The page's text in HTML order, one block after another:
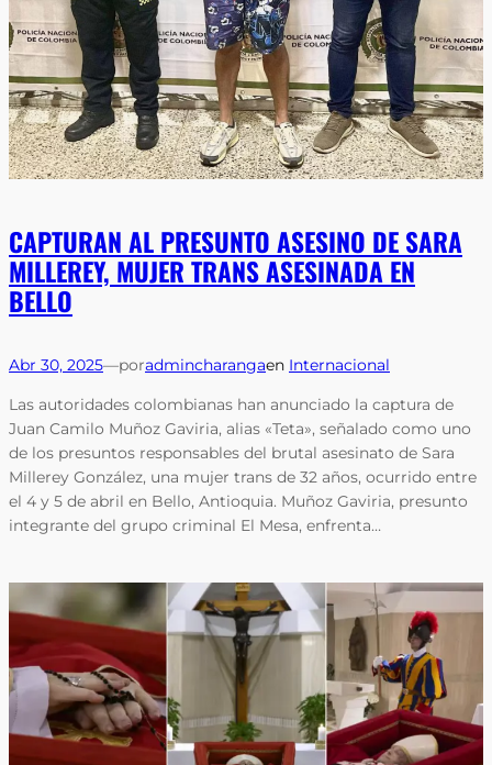
CAPTURAN AL PRESUNTO ASESINO DE SARA
MILLEREY, MUJER TRANS ASESINADA EN
BELLO
Abr 30, 2025—poradmincharangaen Internacional
Las autoridades colombianas han anunciado la captura de
Juan Camilo Muñoz Gaviria, alias «Teta», señalado como uno
de los presuntos responsables del brutal asesinato de Sara
Millerey González, una mujer trans de 32 años, ocurrido entre
el 4 y 5 de abril en Bello, Antioquia. Muñoz Gaviria, presunto
integrante del grupo criminal El Mesa, enfrenta…